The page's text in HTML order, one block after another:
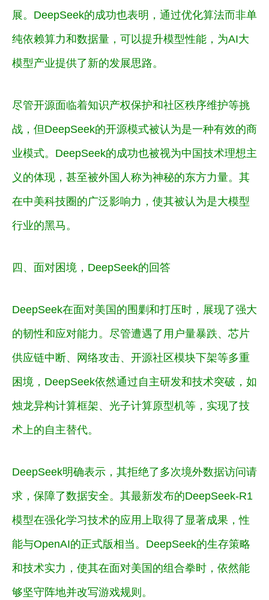
展。DeepSeek的成功也表明， 通过优化算法而非单
纯依赖算力和数据量，可以提升模型性能，为AI大
模型产业提供了新的发展思路。
尽管开源面临着知识产权保护和社区秩序维护等挑
战，但DeepSeek的开源模式被认为是一种有效的商
业模式。DeepSeek的成功也被视为中国技术理想主
义的体现，甚至被外国人称为神秘的东方力量。其
在中美科技圈的广泛影响力，使其被认为是大模型
行业的黑马。
四、面对困境，DeepSeek的回答
DeepSeek在面对美国的围剿和打压时，展现了强大
的韧性和应对能力。尽管遭遇了用户量暴跌、芯片
供应链中断、网络攻击、开源社区模块下架等多重
困境，DeepSeek依然通过自主研发和技术突破，如
烛龙异构计算框架、光子计算原型机等，实现了技
术上的自主替代。
DeepSeek明确表示，其拒绝了多次境外数据访问请
求，保障了数据安全。其最新发布的DeepSeek-R1
模型在强化学习技术的应用上取得了显著成果，性
能与OpenAI的正式版相当。DeepSeek的生存策略
和技术实力，使其在面对美国的组合拳时，依然能
够坚守阵地并改写游戏规则。